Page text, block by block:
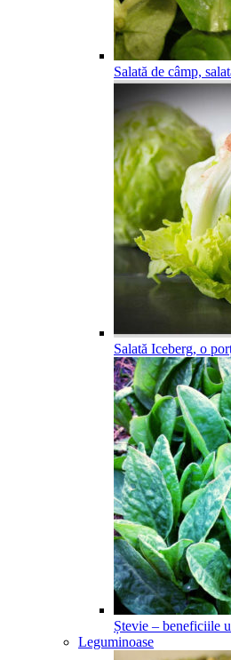
Salată de câmp,
Salată Iceberg, o
Ștevie – beneficiile
Leguminoase